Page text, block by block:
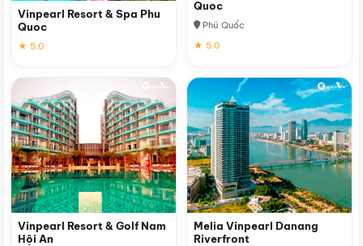
Vinpearl Resort & Spa Phu
Quoc
★ 5.0
Quoc
Phú Quốc
★ 5.0
Vinpearl Resort & Golf Nam
Hội An
Melia Vinpearl Danang
Riverfront